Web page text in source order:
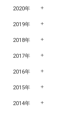
2020年
2019年
2018年
2017年
2016年
2015年
2014年